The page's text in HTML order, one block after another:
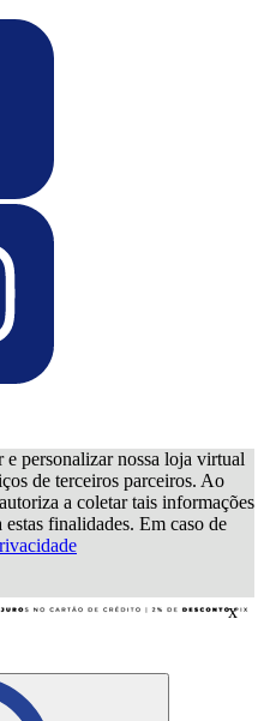
e personalizar nossa loja virtual
de terceiros parceiros. Ao
a coletar tais informações
finalidades. Em caso de
x